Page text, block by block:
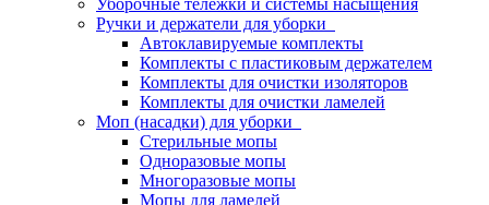
Уборочные тележки и системы насыщения
Ручки и держатели для уборки
Автоклавируемые комплекты
Комплекты с пластиковым держателем
Комплекты для очистки изоляторов
Комплекты для очистки ламелей
Моп (насадки) для уборки
Стерильные мопы
Одноразовые мопы
Многоразовые мопы
Мопы для ламелей